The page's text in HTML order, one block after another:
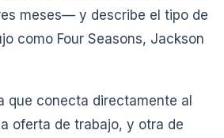
meses— y describe el tipo de
como Four Seasons, Jackson
que conecta directamente al
oferta de trabajo, y otra de